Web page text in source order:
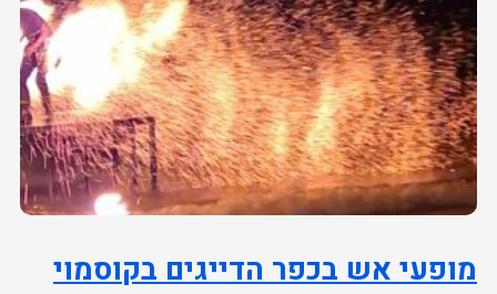
מופעי אש בכפר הדייגים בקוסמוי